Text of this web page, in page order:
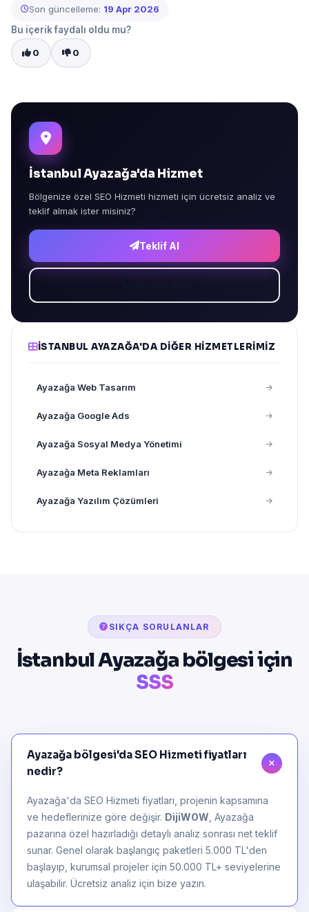
Son güncelleme: 19 Apr 2026
Bu içerik faydalı oldu mu?
0 0
İstanbul Ayazağa'da Hizmet
Bölgenize özel SEO Hizmeti hizmeti için ücretsiz analiz ve
teklif almak ister misiniz?
Teklif Al
İSTANBUL AYAZAĞA'DA DIĞER HIZMETLERIMIZ
Ayazağa Web Tasarım
Ayazağa Google Ads
Ayazağa Sosyal Medya Yönetimi
Ayazağa Meta Reklamları
Ayazağa Yazılım Çözümleri
SIKÇA SORULANLAR
İstanbul Ayazağa bölgesi için
SSS
Ayazağa bölgesi'da SEO Hizmeti fiyatları
nedir?
Ayazağa'da SEO Hizmeti fiyatları, projenin kapsamına
ve hedeflerinize göre değişir. DijiWOW , Ayazağa
pazarına özel hazırladığı detaylı analiz sonrası net teklif
sunar. Genel olarak başlangıç paketleri 5.000 TL'den
başlayıp, kurumsal projeler için 50.000 TL+ seviyelerine
ulaşabilir. Ücretsiz analiz için bize yazın.